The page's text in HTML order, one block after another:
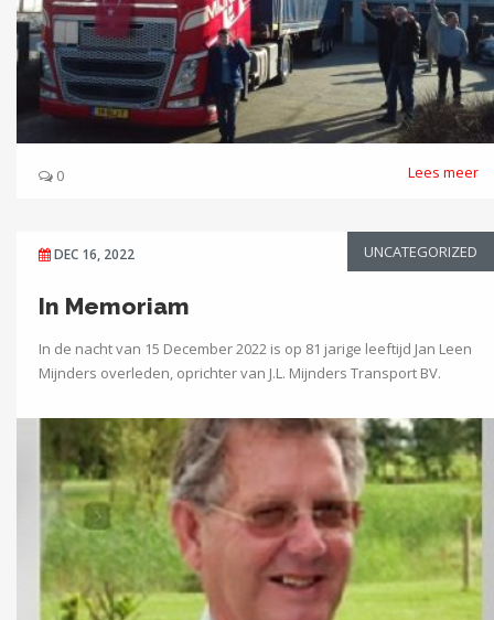
0 Lees meer
DEC 16, 2022 UNCATEGORIZED
In Memoriam
In de nacht van 15 December 2022 is op 81 jarige leeftijd Jan Leen
Mijnders overleden, oprichter van J.L. Mijnders Transport BV.